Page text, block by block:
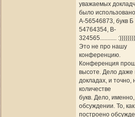
уважаемых
было
А-56546873, букв
54764354, В-
324565...........
Это не про нашу
конференцию.
Конференция
высоте. Дело даже
докладах, и точно,
количестве
букв. Дело,
обсуждении. То,
построено